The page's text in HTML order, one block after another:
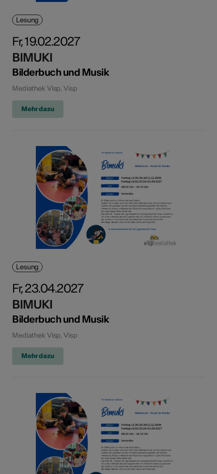
Lesung
Fr, 19.02.2027
BIMUKI
Bilderbuch und Musik
Mediathek Visp, Visp
Mehr dazu
Lesung
Fr, 23.04.2027
BIMUKI
Bilderbuch und Musik
Mediathek Visp, Visp
Mehr dazu